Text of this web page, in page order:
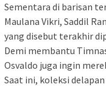
Sementara di barisan
Maulana Vikri, Saddil
yang disebut terakhir
Demi membantu
Osvaldo juga ingin
Saat ini, koleksi